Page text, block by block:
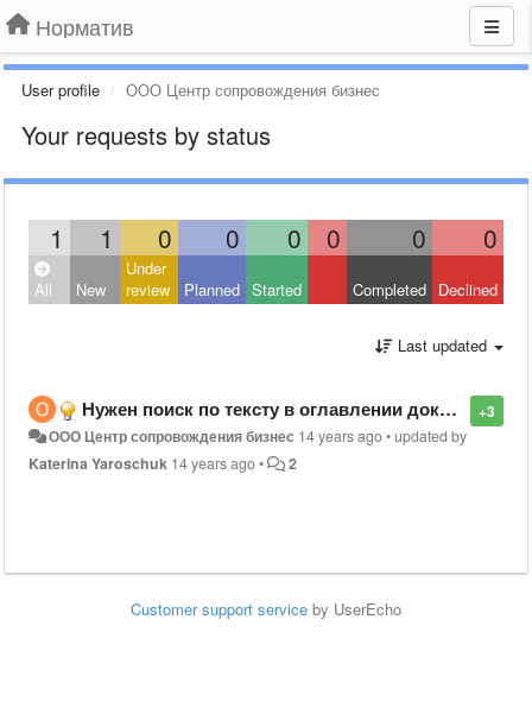
Норматив
User profile ООО Центр сопровождения бизнес
Your requests by status
1 1 0 0 0 0 0 0
All New
Under
review
Planned Started Completed Declined
Last updated
+3
Нужен поиск по тексту в оглавлении документа, а не только в самом тексте.
ООО Центр сопровождения бизнес 14 years ago•updated by
Katerina Yaroschuk 14 years ago• 2
Customer support service by UserEcho